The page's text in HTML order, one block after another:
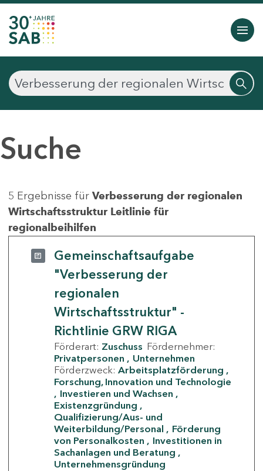
Suche
5 Ergebnisse für Verbesserung der regionalen
Wirtschaftsstruktur Leitlinie für
regionalbeihilfen
Gemeinschaftsaufgabe
"Verbesserung der
regionalen
Wirtschaftsstruktur" -
Richtlinie GRW RIGA
Förderart: Zuschuss Fördernehmer:
Privatpersonen
Unternehmen
Förderzweck: Arbeitsplatzförderung
Forschung, Innovation und Technologie
Investieren und Wachsen
Existenzgründung
Qualifizierung/Aus- und
Weiterbildung/Personal
Förderung
von Personalkosten
Investitionen in
Sachanlagen und Beratung
Unternehmensgründung